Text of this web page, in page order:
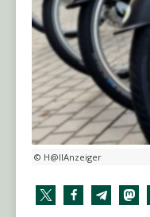
© H@llAnzeiger